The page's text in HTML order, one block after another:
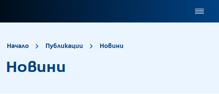
Начало Публикации Новини
Новини